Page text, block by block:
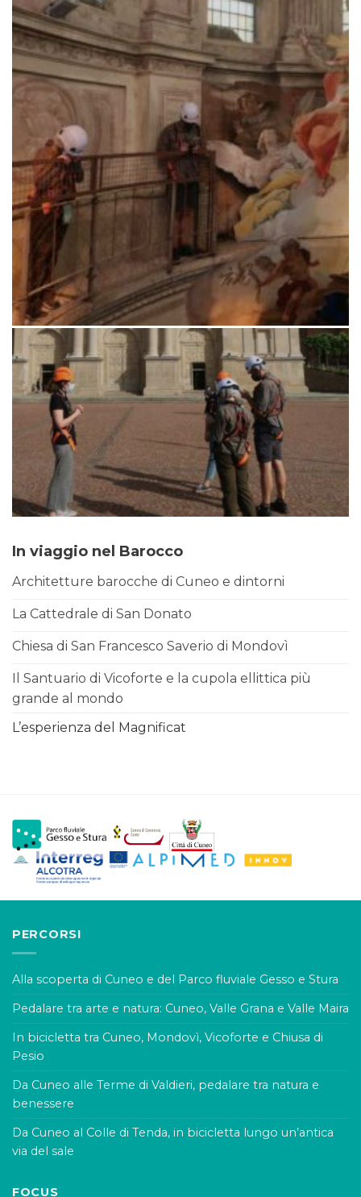
In viaggio nel Barocco
Architetture barocche di Cuneo e dintorni
La Cattedrale di San Donato
Chiesa di San Francesco Saverio di Mondovì
Il Santuario di Vicoforte e la cupola ellittica più
grande al mondo
L’esperienza del Magnificat
PERCORSI
Alla scoperta di Cuneo e del Parco fluviale Gesso e Stura
Pedalare tra arte e natura: Cuneo, Valle Grana e Valle Maira
In bicicletta tra Cuneo, Mondovì, Vicoforte e Chiusa di
Pesio
Da Cuneo alle Terme di Valdieri, pedalare tra natura e
benessere
Da Cuneo al Colle di Tenda, in bicicletta lungo un’antica
via del sale
FOCUS